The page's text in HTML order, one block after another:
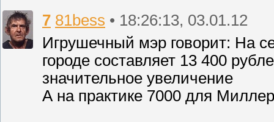
7 81bess • 18:26:13, 03.01.12
Игрушечный мэр говорит: На
городе составляет 13 400
значительное увеличение
А на практике 7000 для